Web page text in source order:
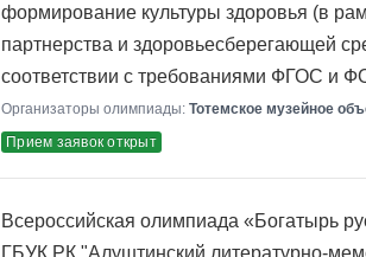
формирование культуры здоровья (в
партнерства и здоровьесберегающей
соответствии с требованиями ФГОС и
Организаторы олимпиады: Тотемское музейное
Прием заявок открыт
Всероссийская олимпиада «Богатырь
ГБУК РК "Алуштинский литературно-